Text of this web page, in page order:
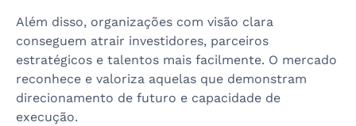
Além disso, organizações com visão clara
conseguem atrair investidores, parceiros
estratégicos e talentos mais facilmente. O mercado
reconhece e valoriza aquelas que demonstram
direcionamento de futuro e capacidade de
execução.